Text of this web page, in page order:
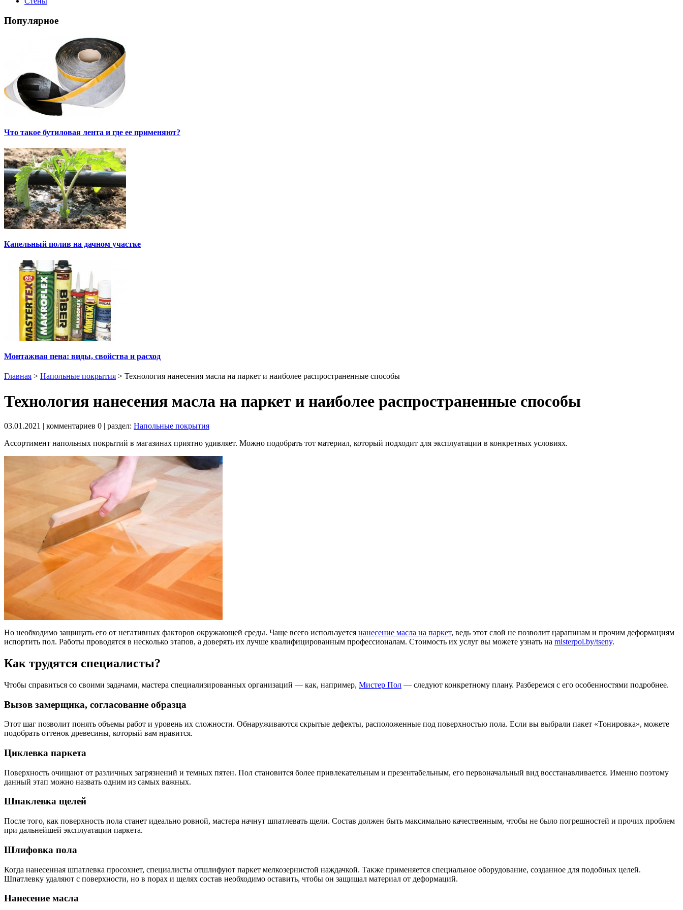
Популярное
Что такое бутиловая лента и где ее применяют?
Капельный полив на дачном участке
Монтажная пена: виды, свойства и расход
Главная > Напольные покрытия > Технология нанесения масла на паркет и наиболее распространенные способы
Технология нанесения масла на паркет и наиболее распространенные способы
03.01.2021 | комментариев 0 | раздел: Напольные покрытия
Ассортимент напольных покрытий в магазинах приятно удивляет. Можно подобрать тот материал, который подходит для эксплуатации в конкретных условиях.
Но необходимо защищать его от негативных факторов окружающей среды. Чаще всего используется нанесение масла на паркет, ведь этот слой не позволит царапинам и прочим деформациям
испортить пол. Работы проводятся в несколько этапов, а доверять их лучше квалифицированным профессионалам. Стоимость их услуг вы можете узнать на misterpol.by/tseny.
Как трудятся специалисты?
Чтобы справиться со своими задачами, мастера специализированных организаций — как, например, Мистер Пол — следуют конкретному плану. Разберемся с его особенностями подробнее.
Вызов замерщика, согласование образца
Этот шаг позволит понять объемы работ и уровень их сложности. Обнаруживаются скрытые дефекты, расположенные под поверхностью пола. Если вы выбрали пакет «Тонировка», можете
подобрать оттенок древесины, который вам нравится.
Циклевка паркета
Поверхность очищают от различных загрязнений и темных пятен. Пол становится более привлекательным и презентабельным, его первоначальный вид восстанавливается. Именно поэтому
данный этап можно назвать одним из самых важных.
Шпаклевка щелей
После того, как поверхность пола станет идеально ровной, мастера начнут шпатлевать щели. Состав должен быть максимально качественным, чтобы не было погрешностей и прочих проблем
при дальнейшей эксплуатации паркета.
Шлифовка пола
Когда нанесенная шпатлевка просохнет, специалисты отшлифуют паркет мелкозернистой наждачкой. Также применяется специальное оборудование, созданное для подобных целей.
Шпатлевку удаляют с поверхности, но в порах и щелях состав необходимо оставить, чтобы он защищал материал от деформаций.
Нанесение масла